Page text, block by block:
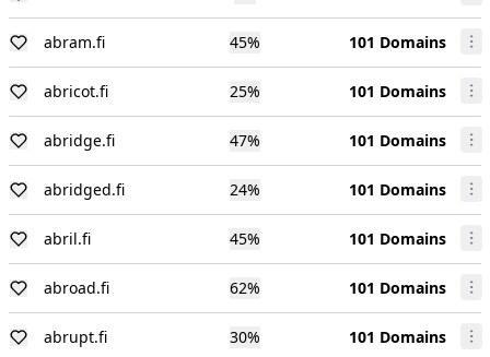
abram.fi 45% 101 Domains
abricot.fi 25% 101 Domains
abridge.fi 47% 101 Domains
abridged.fi 24% 101 Domains
abril.fi 45% 101 Domains
abroad.fi 62% 101 Domains
abrupt.fi 30% 101 Domains